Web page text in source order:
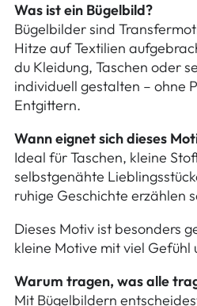
Was ist ein Bügelbild?
Bügelbilder sind
Hitze auf Textilien
du Kleidung, Taschen oder
individuell gestalten – ohne
Entgittern.
Wann eignet sich dieses
Ideal für Taschen, kleine
selbstgenähte
ruhige Geschichte erzählen
Dieses Motiv ist besonders
kleine Motive mit viel Gefühl
Warum tragen, was alle
Mit Bügelbildern